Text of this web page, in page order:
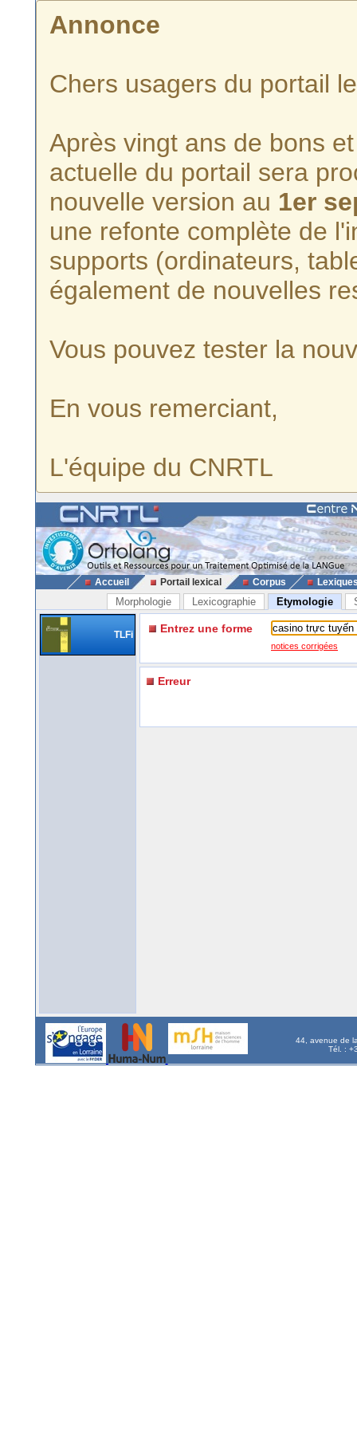
Annonce
Chers usagers du portail
Après vingt ans de bons
actuelle du portail sera
nouvelle version au 1er
une refonte complète de
supports (ordinateurs,
également de nouvelles
Vous pouvez tester la
En vous remerciant,
L'équipe du CNRTL
Accueil Portail lexical Corpus
Morphologie Lexicographie Etymologie
TLFi Entrez une forme
notices corrigées
Erreur
44, avenue de
Tél. :